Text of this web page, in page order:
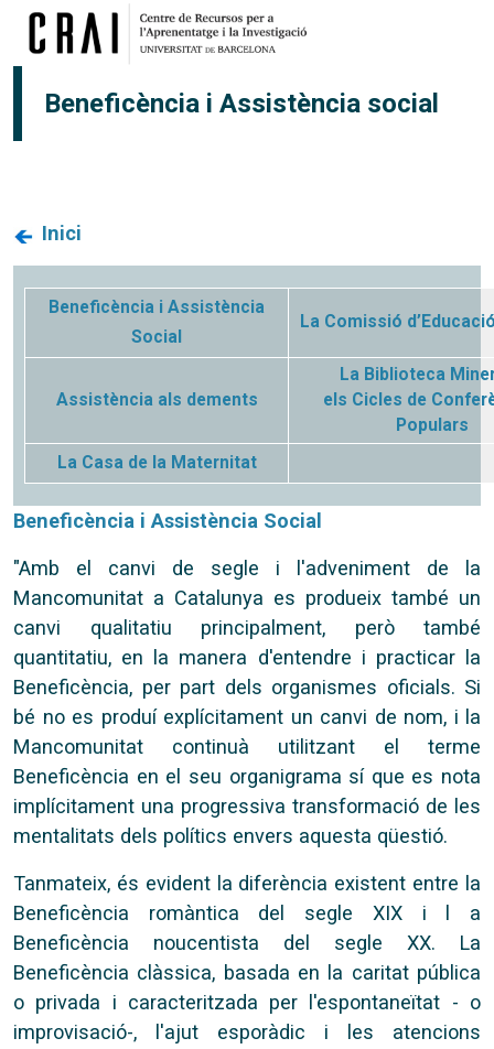
Vés al contingut
Beneficència i Assistència social
Inici
Beneficència i Assistència
Social
La Comissió
Assistència als dements
La Biblioteca
els Cicles de
Populars
La Casa de la Maternitat
Beneficència i Assistència Social
"Amb el canvi de segle i l'adveniment de la
Mancomunitat a Catalunya es produeix també un
canvi qualitatiu principalment, però també
quantitatiu, en la manera d'entendre i practicar la
Beneficència, per part dels organismes oficials. Si
bé no es produí explícitament un canvi de nom, i la
Mancomunitat continuà utilitzant el terme
Beneficència en el seu organigrama sí que es nota
implícitament una progressiva transformació de les
mentalitats dels polítics envers aquesta qüestió.
Tanmateix, és evident la diferència existent entre la
Beneficència romàntica del segle XIX i l a
Beneficència noucentista del segle XX. La
Beneficència clàssica, basada en la caritat pública
o privada i caracteritzada per l'espontaneïtat - o
improvisació-, l'ajut esporàdic i les atencions